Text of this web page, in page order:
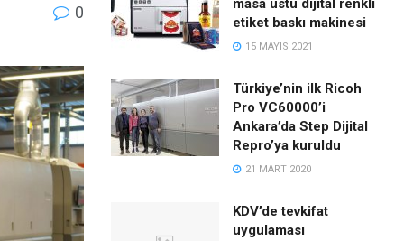
0
masa üstü dijital renkli
etiket baskı makinesi
15 MAYIS 2021
Türkiye’nin ilk Ricoh
Pro VC60000’i
Ankara’da Step Dijital
Repro’ya kuruldu
21 MART 2020
KDV’de tevkifat
uygulaması